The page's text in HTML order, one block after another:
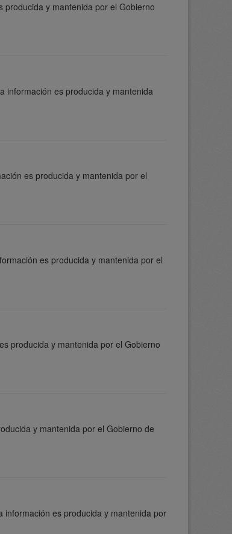
y mantenida por el Gobierno
información es producida y mantenida
es producida y mantenida por el
es producida y mantenida por el
producida y mantenida por el Gobierno
y mantenida por el Gobierno de
es producida y mantenida por